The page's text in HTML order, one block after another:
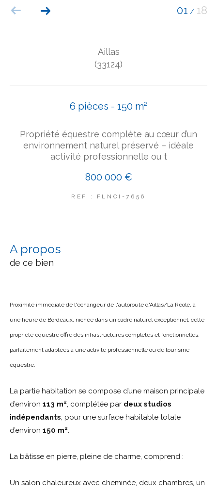
01 / 18
Aillas
(33124)
6 pièces - 150 m²
Propriété équestre complète au cœur d’un
environnement naturel préservé – idéale
activité professionnelle ou t
800 000 €
REF : FLNOI-7656
a propos
de ce bien
Proximité immédiate de l'échangeur de l'autoroute d'Aillas/La Réole, à
une heure de Bordeaux, nichée dans un cadre naturel exceptionnel, cette
propriété équestre offre des infrastructures complètes et fonctionnelles,
parfaitement adaptées à une activité professionnelle ou de tourisme
équestre.
La partie habitation se compose d’une maison principale
d’environ 113 m² , complétée par deux studios
indépendants , pour une surface habitable totale
d’environ 150 m²
La bâtisse en pierre, pleine de charme, comprend :
Un salon chaleureux avec cheminée, deux chambres, un
Rechercher